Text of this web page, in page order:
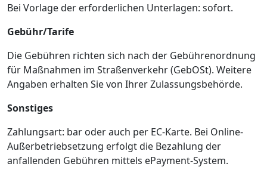
Bei Vorlage der erforderlichen Unterlagen: sofort.
Gebühr/Tarife
Die Gebühren richten sich nach der Gebührenordnung
für Maßnahmen im Straßenverkehr (GebOSt). Weitere
Angaben erhalten Sie von Ihrer Zulassungsbehörde.
Sonstiges
Zahlungsart: bar oder auch per EC-Karte. Bei Online-
Außerbetriebsetzung erfolgt die Bezahlung der
anfallenden Gebühren mittels ePayment-System.